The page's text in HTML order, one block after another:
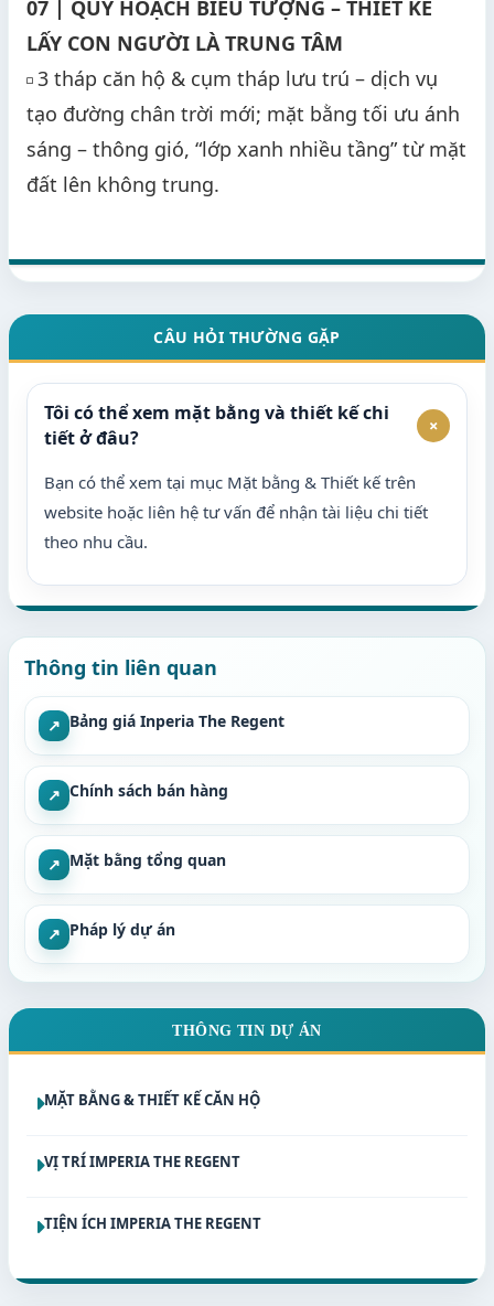
07 | QUY HOẠCH BIỂU TƯỢNG – THIẾT KẾ
LẤY CON NGƯỜI LÀ TRUNG TÂM
◽ 3 tháp căn hộ & cụm tháp lưu trú – dịch vụ
tạo đường chân trời mới; mặt bằng tối ưu ánh
sáng – thông gió, “lớp xanh nhiều tầng” từ mặt
đất lên không trung.
CÂU HỎI THƯỜNG GẶP
Tôi có thể xem mặt bằng và thiết kế chi
tiết ở đâu?
+
Bạn có thể xem tại mục Mặt bằng & Thiết kế trên
website hoặc liên hệ tư vấn để nhận tài liệu chi tiết
theo nhu cầu.
Thông tin liên quan
↗ Bảng giá Inperia The Regent
↗ Chính sách bán hàng
↗ Mặt bằng tổng quan
↗ Pháp lý dự án
THÔNG TIN DỰ ÁN
MẶT BẰNG & THIẾT KẾ CĂN HỘ
VỊ TRÍ IMPERIA THE REGENT
TIỆN ÍCH IMPERIA THE REGENT